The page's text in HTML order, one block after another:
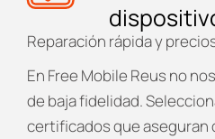
Reparación rápida y
En Free Mobile Reus no
de baja fidelidad.
certificados que aseguran